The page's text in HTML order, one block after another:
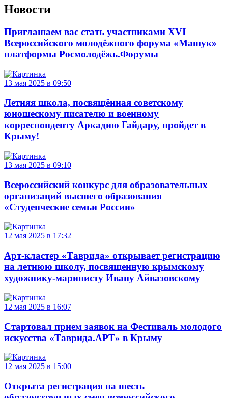
Новости
Приглашаем вас стать участниками XVI
Всероссийского молодёжного форума «Машук»
платформы Росмолодёжь.Форумы
13 мая 2025 в 09:50
Летняя школа, посвящённая советскому
юношескому писателю и военному
корреспонденту Аркадию Гайдару, пройдет в
Крыму!
13 мая 2025 в 09:10
Всероссийский конкурс для образовательных
организаций высшего образования
«Студенческие семьи России»
12 мая 2025 в 17:32
Арт-кластер «Таврида» открывает регистрацию
на летнюю школу, посвященную крымскому
художнику-маринисту Ивану Айвазовскому
12 мая 2025 в 16:07
Стартовал прием заявок на Фестиваль молодого
искусства «Таврида.АРТ» в Крыму
12 мая 2025 в 15:00
Открыта регистрация на шесть